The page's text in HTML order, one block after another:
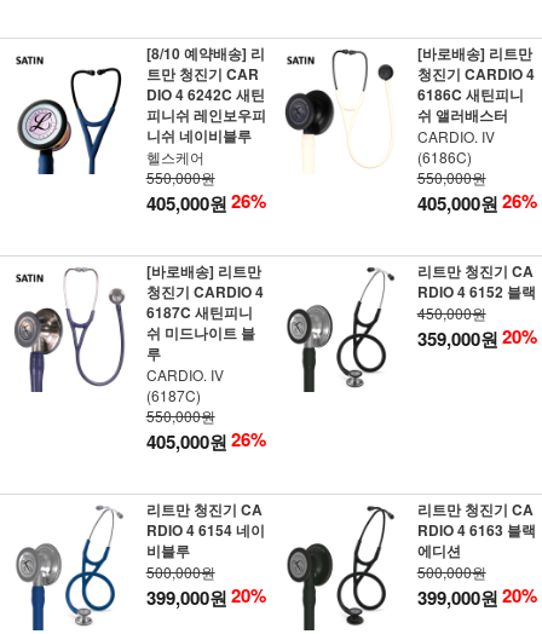
[8/10 예약배송] 리
트만 청진기 CAR
DIO 4 6242C 새틴
피니쉬 레인보우피
니쉬 네이비블루
헬스케어
550,000원
405,000원26%
[바로배송] 리트만
청진기 CARDIO 4
6186C 새틴피니
쉬 앨러배스터
CARDIO. IV
(6186C)
550,000원
405,000원26%
[바로배송] 리트만
청진기 CARDIO 4
6187C 새틴피니
쉬 미드나이트 블
루
CARDIO. IV
(6187C)
550,000원
405,000원26%
리트만 청진기 CA
RDIO 4 6152 블랙
450,000원
359,000원20%
리트만 청진기 CA
RDIO 4 6154 네이
비블루
500,000원
399,000원20%
리트만 청진기 CA
RDIO 4 6163 블랙
에디션
500,000원
399,000원20%